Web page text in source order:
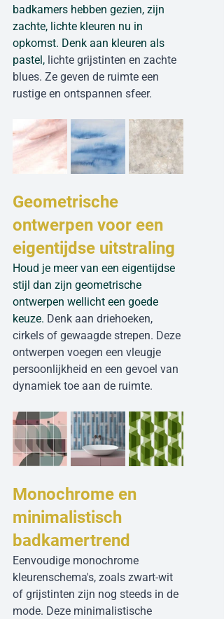
badkamers hebben gezien, zijn
zachte, lichte kleuren nu in
opkomst. Denk aan kleuren als
pastel, lichte grijstinten en zachte
blues. Ze geven de ruimte een
rustige en ontspannen sfeer.
Geometrische
ontwerpen voor een
eigentijdse uitstraling
Houd je meer van een eigentijdse
stijl dan zijn geometrische
ontwerpen wellicht een goede
keuze. Denk aan driehoeken,
cirkels of gewaagde strepen. Deze
ontwerpen voegen een vleugje
persoonlijkheid en een gevoel van
dynamiek toe aan de ruimte.
Monochrome en
minimalistisch
badkamertrend
Eenvoudige monochrome
kleurenschema's, zoals zwart-wit
of grijstinten zijn nog steeds in de
mode. Deze minimalistische